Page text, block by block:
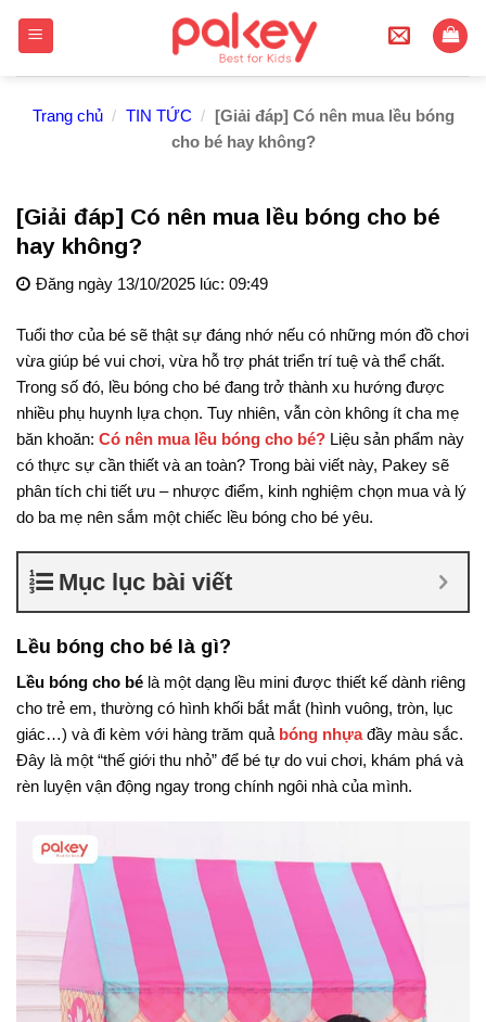
Trang chủ / TIN TỨC / [Giải đáp] Có nên mua lều bóng
cho bé hay không?
[Giải đáp] Có nên mua lều bóng cho bé
hay không?
Đăng ngày 13/10/2025 lúc: 09:49
Tuổi thơ của bé sẽ thật sự đáng nhớ nếu có những món đồ chơi
vừa giúp bé vui chơi, vừa hỗ trợ phát triển trí tuệ và thể chất.
Trong số đó, lều bóng cho bé đang trở thành xu hướng được
nhiều phụ huynh lựa chọn. Tuy nhiên, vẫn còn không ít cha mẹ
băn khoăn: Có nên mua lều bóng cho bé? Liệu sản phẩm này
có thực sự cần thiết và an toàn? Trong bài viết này, Pakey sẽ
phân tích chi tiết ưu – nhược điểm, kinh nghiệm chọn mua và lý
do ba mẹ nên sắm một chiếc lều bóng cho bé yêu.
Mục lục bài viết
Lều bóng cho bé là gì?
Lều bóng cho bé là một dạng lều mini được thiết kế dành riêng
cho trẻ em, thường có hình khối bắt mắt (hình vuông, tròn, lục
giác…) và đi kèm với hàng trăm quả bóng nhựađầy màu sắc.
Đây là một “thế giới thu nhỏ” để bé tự do vui chơi, khám phá và
rèn luyện vận động ngay trong chính ngôi nhà của mình.